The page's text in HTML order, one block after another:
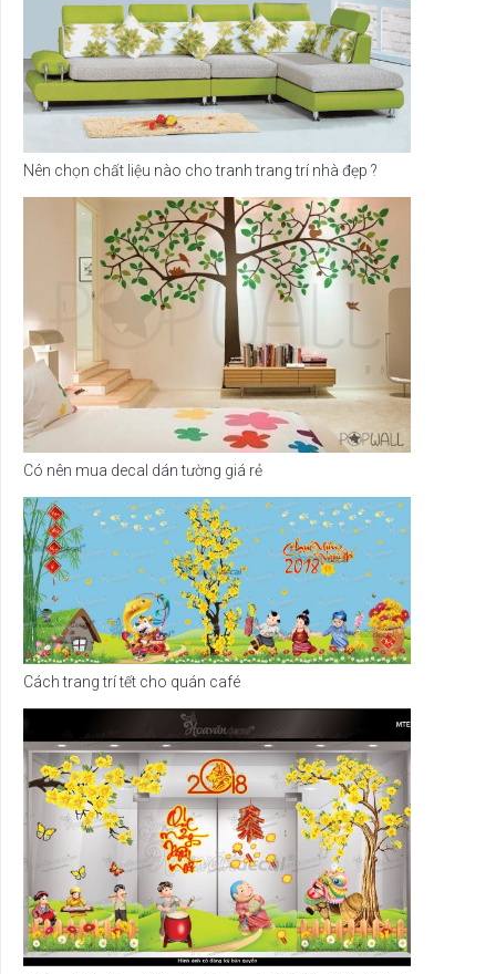
Nên chọn chất liệu nào cho tranh trang trí nhà đẹp ?
Có nên mua decal dán tường giá rẻ
Cách trang trí tết cho quán café